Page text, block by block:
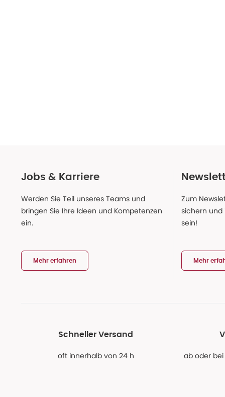
Jobs & Karriere
Werden Sie Teil unseres Teams und
bringen Sie Ihre Ideen und Kompetenzen
ein.
Mehr erfahren
Zum
sichern
sein!
Mehr
Schneller Versand
oft innerhalb von 24 h ab oder